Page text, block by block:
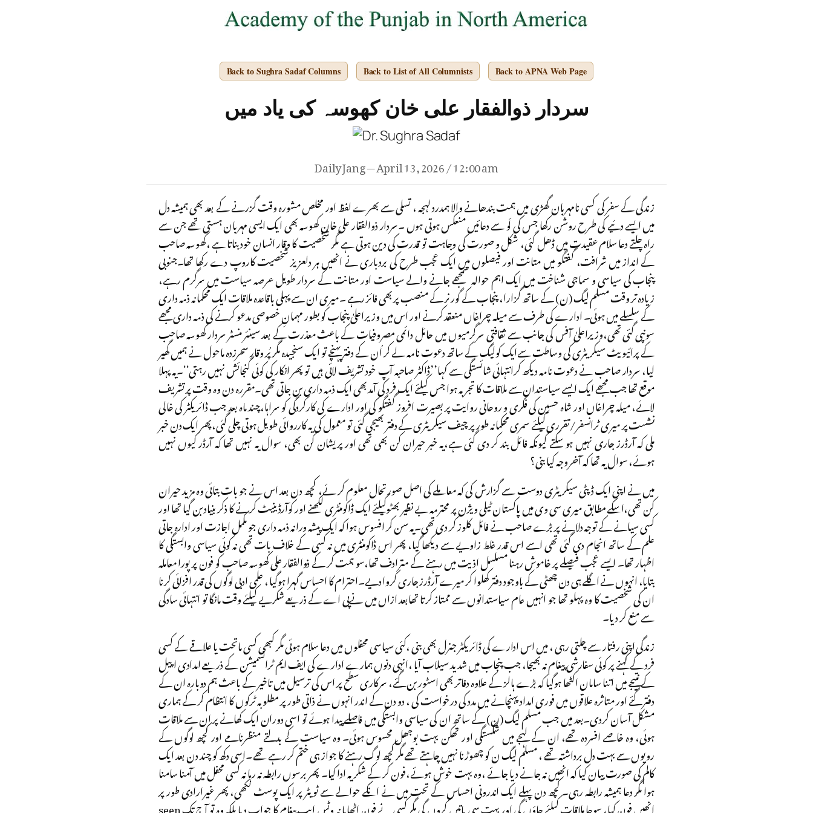
Back to Sughra Sadaf Columns Back to List of All Columnists Back to APNA Web Page
سردار ذوالفقار علی خان کھوسہ کی یاد میں
Daily Jang — April 13, 2026 / 12:00 am
زندگی کے سفر کی کسی نامہربان گھڑی میں ہمت بندھانے والا ہمدرد لہجہ ، تسلی سے بھرے لفظ اور مخلص مشورہ وقت گزرنے کے بعد بھی ہمیشہ دل
میں ایسے دئیے کی طرح روشن رکھا جس کی لَو سے دعائیں منعکس ہوتی ہوں ۔سردار ذوالفقار علی خان کھوسہ بھی ایک ایسی مہربان ہستی تھے جن سے
راہ چلتے دعا سلام عقیدت میں ڈھل گئی، شکل و صورت کی وجاہت تو قدرت کی دین ہوتی ہے مگر شخصیت کا وقار انسان خود بناتا ہے ،کھوسہ صاحب
کے انداز میں شرافت، گفتگو میں متانت اور فیصلوں میں ایک عجب طرح کی بردباری نے انھیں ہر دلعزیز شخصیت کاروپ دے رکھا تھا۔جنوبی
پنجاب کی سیاسی و سماجی شناخت میں ایک اہم حوالہ سمجھے جانے والے سیاست اور متانت کے سردار طویل عرصہ سیاست میں سرگرم رہے،
زیادہ تر وقت مسلم لیگ (ن) کے ساتھ گزارا، پنجاب کے گورنر کے منصب پر بھی فائز رہے ۔میری ان سے پہلی باقاعدہ ملاقات ایک محکمانہ ذمہ داری
کے سلسلے میں ہوئی۔ ادارے کی طرف سے میلہ چراغاں منعقد کرنے اور اس میں وزیراعلیٰ پنجاب کو بطور مہمانِ خصوصی مدعو کرنے کی ذمہ داری مجھے
سونپی گئی تھی،وزیراعلیٰ آفس کی جانب سے ثقافتی سرگرمیوں میں حائل دائمی مصروفیات کے باعث معذرت کے بعد سینئر منسٹر سردار کھوسہ صاحب
کے پرائیویٹ سیکریٹری کی وساطت سےایک کولیگ کے ساتھ دعوت نامہ لے کر اُن کے دفترپہنچے تو ایک سنجیدہ مگر پُر وقار سحرزدہ ماحول نے ہمیں گھیر
لیا، سردار صاحب نے دعوت نامہ دیکھ کرانتہائی شائستگی سے کہا’’ڈاکٹر صاحبہ آپ خود تشریف لائی ہیں تو پھر انکار کی کوئی گنجائش نہیں رہتی‘‘۔یہ پہلا
موقع تھا جب مجھے ایک ایسے سیاستدان سے ملاقات کا تجربہ ہوا جس کیلئے ایک فرد کی آمد بھی ایک ذمہ داری بن جاتی تھی۔مقررہ دن وہ وقت پر تشریف
لائے، میلہ چراغاں اور شاہ حسین کی فکری و روحانی روایت پر بصیرت افروز گفتگو کی اور ادارے کی کارکردگی کو سراہا،چند ماہ بعد جب ڈائریکٹر کی خالی
نشست پر میری ٹرانسفر/تقرری کیلئے سمری محکمانہ طور پر چیف سیکریٹری کے دفتر بھیجی گئی تو معمول کی یہ کارروائی طویل ہوتی چلی گئی،پھر ایک دن خبر
ملی کہ آرڈرز جاری نہیں ہو سکتے کیونکہ فائل بند کر دی گئی ہے،یہ خبر حیران کن بھی تھی اور پریشان کن بھی، سوال یہ نہیں تھا کہ آرڈر کیوں نہیں
ہوئے، سوال یہ تھا کہ آخر وجہ کیا بنی؟
میں نے اپنی ایک ڈپٹی سیکریٹری دوست سے گزارش کی کہ معاملے کی اصل صورتحال معلوم کر ئے، کچھ دن بعد اس نے جو بات بتائی وہ مزید حیران
کن تھی،اسکے مطابق میری سی وی میں پاکستان ٹیلی ویژن پر محترمہ بے نظیر بھٹوکیلئے ایک ڈاکومنٹری لکھنے اور کوآرڈینیٹ کرنے کا ذکر بنیاد بن گیا تھا اور
کسی سیانے کے توجہ دلانے پر بڑے صاحب نے فائل کلوز کر دی تھی۔یہ سن کر افسوس ہوا کہ ایک پیشہ ورانہ ذمہ داری جو مکمل اجازت اور ادارہ جاتی
علم کے ساتھ انجام دی گئی تھی اسے اس قدر غلط زاویے سے دیکھا گیا، پھر اس ڈاکومنٹری میں نہ کسی کے خلاف بات تھی نہ کوئی سیاسی وابستگی کا
اظہار تھا۔ ایسے عجب فیصلے پر خاموش رہنا مسلسل اذیت میں رہنے کے مترادف تھا،سو ہمت کر کے ذوالفقار علی کھوسہ صاحب کو فون پر پورا معاملہ
بتایا، انہوں نے اگلے ہی دن چھٹی کے باوجود دفتر کھلوا کر میرے آرڈرز جاری کروا دیے۔احترام کا احساس گہرا ہوگیا ، علمی ادبی لوگوں کی قدر افزائی کرنا
ان کی شخصیت کا وہ پہلو تھا جو انہیں عام سیاستدانوں سے ممتاز کرتا تھابعد ازاں میں نےپی اے کے ذریعے شکریے کیلئے وقت مانگا تو انتہائی سادگی
سے منع کر دیا۔
زندگی اپنی رفتار سے چلتی رہی ، میں اس ادارے کی ڈائریکٹر جنرل بھی بنی ،کئی سیاسی محفلوں میں دعا سلام ہوئی مگر کبھی کسی ماتحت یا علاقے کے کسی
فرد کے کہنے پر کوئی سفارشی پیغام نہ بھیجا، جب پنجاب میں شدید سیلاب آیا ،انہی دنوں ہمارے ادارے کی ایف ایم ٹرانسمیشن کے ذریعے امدادی اپیل
کے نتیجے میں اتنا سامان اکٹھا ہوگیا کہ بڑے ہالز کے علاوہ دفاتر بھی اسٹور بن گئے، سرکاری سطح پر اس کی ترسیل میں تاخیر کے باعث ہم دوبارہ ان کے
دفتر گئے اور متاثرہ علاقوں میں فوری امداد پہنچانے میں مدد کی درخواست کی ، دو دن کے اندر انہوں نے ذاتی طور پر مطلوبہ ٹرکوں کا انتظام کر کے ہماری
مشکل آسان کردی۔بعد میں جب مسلم لیگ (ن) کے ساتھ ان کی سیاسی وابستگی میں فاصلے پیدا ہوئے تو اسی دوران ایک کھانے پر ان سے ملاقات
ہوئی، وہ خاصے افسردہ تھے، ان کے لہجے میں شکستگی اور تھکن بہت بوجھل محسوس ہوئی۔ وہ سیاست کے بدلتے منظرنامے اور کچھ لوگوں کے
رویوں سے بہت دل برداشتہ تھے ، مسلم لیگ ن کو چھوڑنا نہیں چاہتے تھے مگر کچھ لوگ رہنے کا جواز ہی ختم کر رہے تھے ۔اسی دکھ کو چند دن بعد ایک
کالم کی صورت بیان کیا کہ انھیں نہ جانے دیا جائے ،وہ بہت خوش ہوئے،فون کر کے شکریہ ادا کیا۔ پھر برسوں رابطہ نہ رہا نہ کسی محفل میں آمنا سامنا
ہوا مگر دعا ہمیشہ رابطہ رہی۔ کچھ دن پہلے ایک اندرونی احساس کے تحت میں نے انکے حوالے سے ٹویٹر پر ایک پوسٹ لکھی، پھر غیرارادی طور پر
انھیں فون کیا، سوچا ملاقات کیلئے جاؤں گی اور بہت سی باتیں کروں گی مگر کسی نے فون اٹھایا نہ وٹس ایپ پیغام کا جواب دیا بلکہ وہ تو آج تک seen